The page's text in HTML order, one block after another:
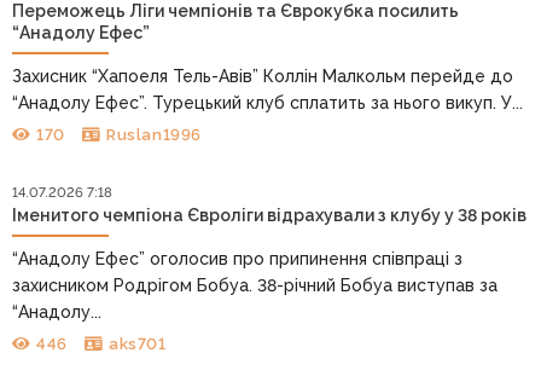
Переможець Ліги чемпіонів та Єврокубка посилить
“Анадолу Ефес”
Захисник “Хапоеля Тель-Авів” Коллін Малкольм перейде до
“Анадолу Ефес”. Турецький клуб сплатить за нього викуп. У...
170 Ruslan1996
14.07.2026 7:18
Іменитого чемпіона Євроліги відрахували з клубу у 38 років
“Анадолу Ефес” оголосив про припинення співпраці з
захисником Родрігом Бобуа. 38-річний Бобуа виступав за
“Анадолу...
446 aks701